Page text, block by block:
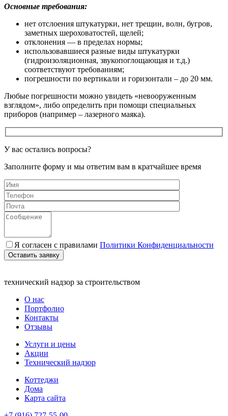
Основные требования:
нет отслоения штукатурки, нет трещин, волн, бугров,
заметных шероховатостей, щелей;
отклонения — в пределах нормы;
использовавшиеся разные виды штукатурки
(гидроизоляционная, звукопоглощающая и т.д.)
соответствуют требованиям;
погрешности по вертикали и горизонтали – до 20 мм.
Любые погрешности можно увидеть «невооруженным
взглядом», либо определить при помощи специальных
приборов (например – лазерного маяка).
У вас остались вопросы?
Заполните форму и мы ответим вам в кратчайшее время
Я согласен с правилами Политики Конфиденциальности
Оставить заявку
технический надзор за строительством
О нас
Портфолио
Контакты
Отзывы
Услуги и цены
Акции
Технический надзор
Коттеджи
Дома
Карта сайта